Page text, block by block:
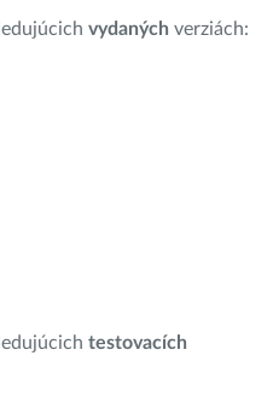
vydaných verziách:
testovacích